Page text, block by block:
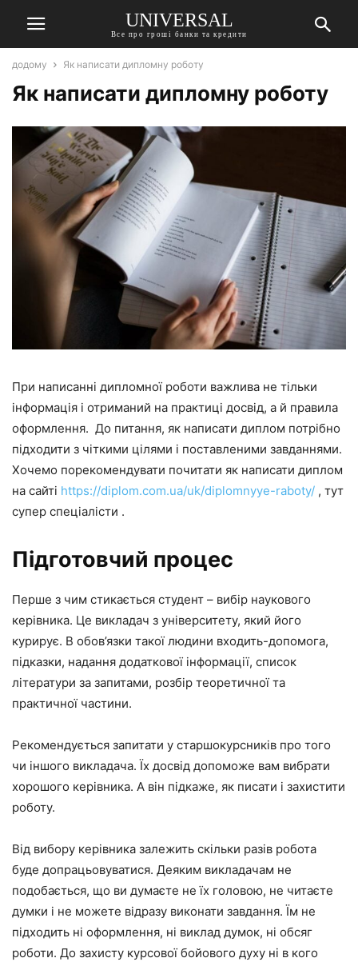
UNIVERSAL
Все про гроші банки та кредити
додому Як написати дипломну роботу
Як написати дипломну роботу
При написанні дипломної роботи важлива не тільки
інформація і отриманий на практиці досвід, а й правила
оформлення. До питання, як написати диплом потрібно
підходити з чіткими цілями і поставленими завданнями.
Хочемо порекомендувати почитати як написати диплом
на сайті https://diplom.com.ua/uk/diplomnyye-raboty/ , тут
супер спеціалісти .
Підготовчий процес
Перше з чим стикається студент – вибір наукового
керівника. Це викладач з університету, який його
курирує. В обов’язки такої людини входить-допомога,
підказки, надання додаткової інформації, список
літератури за запитами, розбір теоретичної та
практичної частини.
Рекомендується запитати у старшокурсників про того
чи іншого викладача. Їх досвід допоможе вам вибрати
хорошого керівника. А він підкаже, як писати і захистити
роботу.
Від вибору керівника залежить скільки разів робота
буде допрацьовуватися. Деяким викладачам не
подобається, що ви думаєте не їх головою, не читаєте
думки і не можете відразу виконати завдання. Їм не
підходить ні оформлення, ні виклад думок, ні обсяг
роботи. До захисту курсової бойового духу ні в кого